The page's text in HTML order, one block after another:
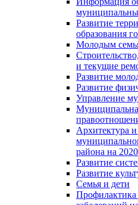
Развитие
образования
Молодым
и текущие
Развитие
Развитие
Управление
Архитектура и
района на
Развитие
Развитие
Семья и дети